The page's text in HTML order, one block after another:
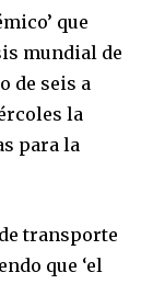
que
mundial de
de seis a
la
para la
transporte
que ‘el